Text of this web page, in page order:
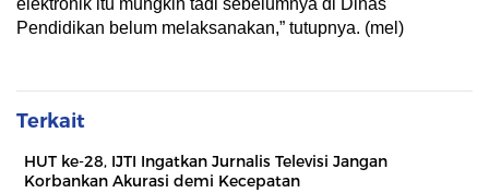
elektronik itu mungkin tadi sebelumnya di Dinas
Pendidikan belum melaksanakan,” tutupnya. (mel)
Terkait
HUT ke-28, IJTI Ingatkan Jurnalis Televisi Jangan
Korbankan Akurasi demi Kecepatan